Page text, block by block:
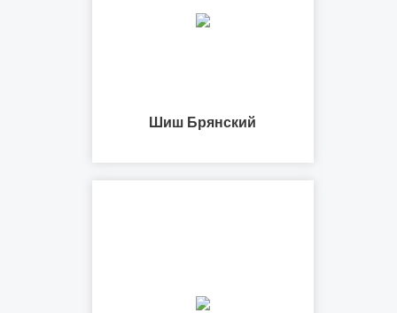
Шиш Брянский